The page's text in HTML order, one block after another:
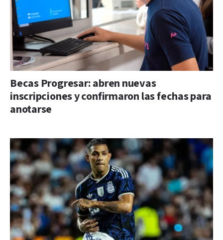
Becas Progresar: abren nuevas
inscripciones y confirmaron las fechas para
anotarse